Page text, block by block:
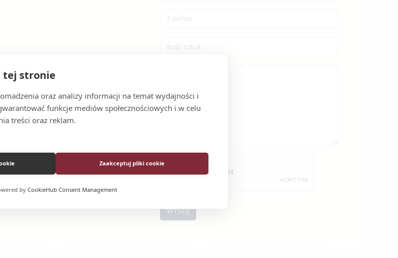
tej stronie
oraz analizy informacji na temat wydajności i
funkcje mediów społecznościowych i w celu
treści oraz reklam.
Zaakceptuj pliki cookie
byCookieHub Consent Management
WYŚLIJ